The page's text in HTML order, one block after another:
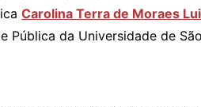
Carolina Terra de Moraes
Pública da Universidade de